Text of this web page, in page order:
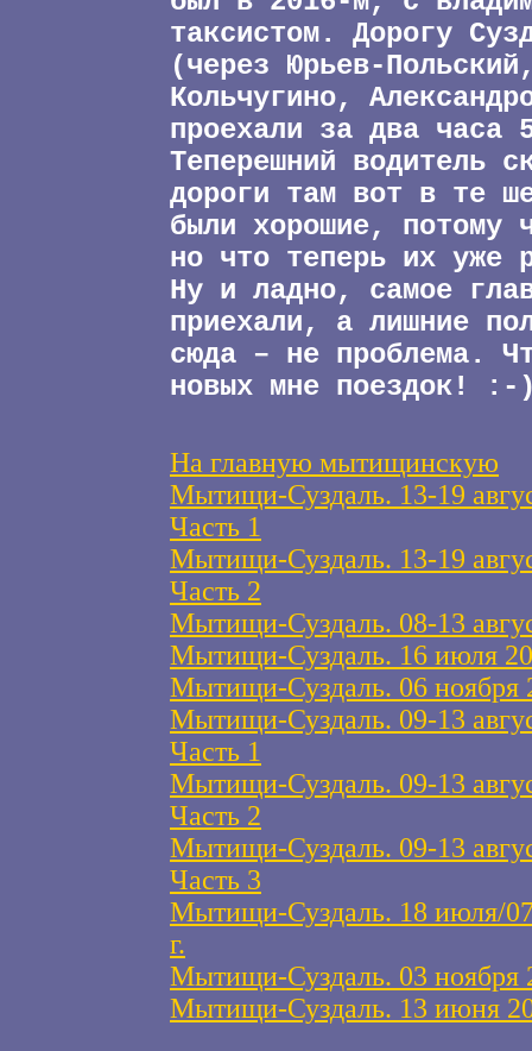
таксистом. Дорогу
(через Юрьев-
Кольчугино,
проехали за два часа
Теперешний водитель
дороги там вот в те
были хорошие, потому
но что теперь их уже
Ну и ладно, самое
приехали, а лишние
сюда – не проблема.
новых мне поездок! :-
На главную мытищинскую
Мытищи-Суздаль. 13-19
Часть 1
Мытищи-Суздаль. 13-19
Часть 2
Мытищи-Суздаль. 08-13
Мытищи-Суздаль. 16 июля
Мытищи-Суздаль. 06 ноября
Мытищи-Суздаль. 09-13
Часть 1
Мытищи-Суздаль. 09-13
Часть 2
Мытищи-Суздаль. 09-13
Часть 3
Мытищи-Суздаль. 18 июля/
г.
Мытищи-Суздаль. 03 ноября
Мытищи-Суздаль. 13 июня